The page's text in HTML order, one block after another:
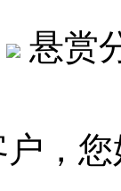
悬赏
，您